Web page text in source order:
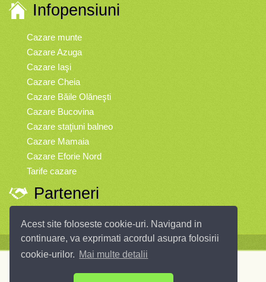
Acest site foloseste cookie-uri. Navigand in
continuare, va exprimati acordul asupra folosirii
cookie-urilor. Mai multe detalii
Pensiunea Cuib 3*** din
Infopensiuni
Cazare munte
Cazare Azuga
Cazare Iaşi
Cazare Cheia
Cazare Băile Olăneşti
Cazare Bucovina
Cazare staţiuni balneo
Cazare Mamaia
Cazare Eforie Nord
Tarife cazare
Parteneri
speciale, rezervări online.